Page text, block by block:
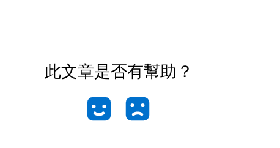
此文章是否有幫助？